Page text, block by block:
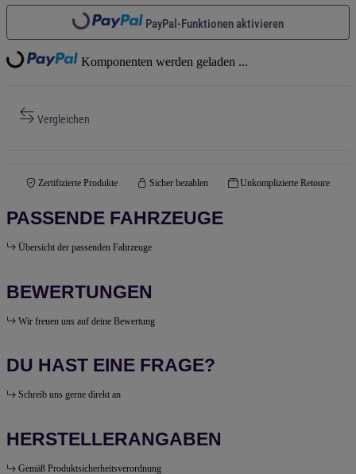
Loading... PayPal-Funktionen aktivieren
Loading... Komponenten werden geladen ...
Vergleichen
Zertifizierte Produkte Sicher bezahlen Unkomplizierte Retoure
PASSENDE FAHRZEUGE
Übersicht der passenden Fahrzeuge
BEWERTUNGEN
Wir freuen uns auf deine Bewertung
DU HAST EINE FRAGE?
Schreib uns gerne direkt an
HERSTELLERANGABEN
Gemäß Produktsicherheitsverordnung